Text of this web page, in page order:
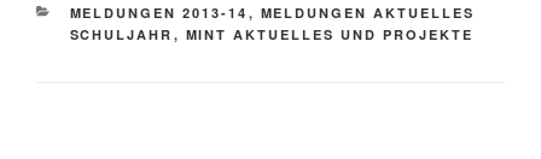
KATEGORIEN
MELDUNGEN 2013-14 , MELDUNGEN AKTUELLES
SCHULJAHR , MINT AKTUELLES UND PROJEKTE